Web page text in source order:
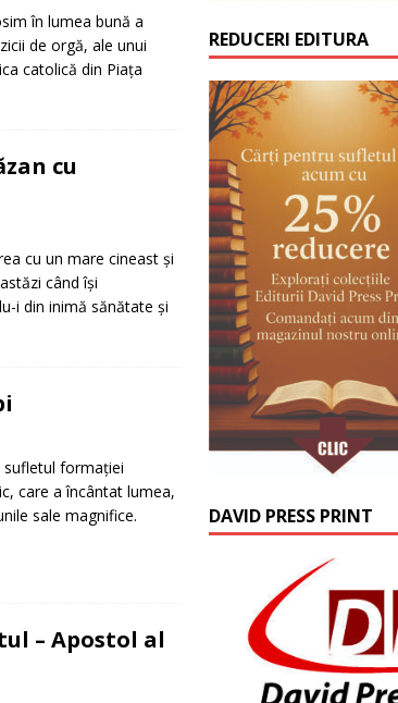
în lumea bună a
de orgă, ale unui
catolică din Piața
cu
cu un mare cineast și
când își
i din inimă sănătate și
sufletul formației
care a încântat lumea,
sale magnifice.
– Apostol al
REDUCERI EDITURA
DAVID PRESS PRINT